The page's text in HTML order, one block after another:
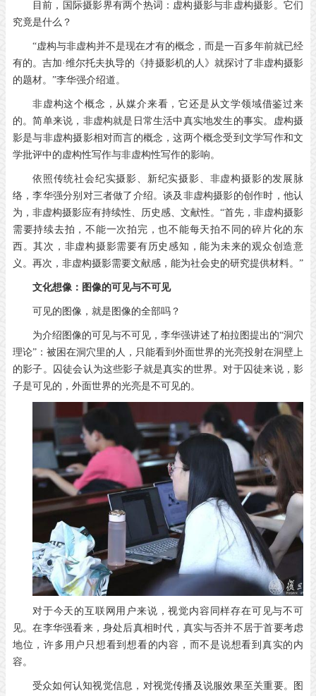
目前，国际摄影界有两个热词：虚构摄影与非虚构摄影。它们
究竟是什么？
“虚构与非虚构并不是现在才有的概念，而是一百多年前就已经
有的。吉加·维尔托夫执导的《持摄影机的人》就探讨了非虚构摄影
的题材。”李华强介绍道。
非虚构这个概念，从媒介来看，它还是从文学领域借鉴过来
的。简单来说，非虚构就是日常生活中真实地发生的事实。虚构摄
影是与非虚构摄影相对而言的概念，这两个概念受到文学写作和文
学批评中的虚构性写作与非虚构性写作的影响。
依照传统社会纪实摄影、新纪实摄影、非虚构摄影的发展脉
络，李华强分别对三者做了介绍。谈及非虚构摄影的创作时，他认
为，非虚构摄影应有持续性、历史感、文献性。“首先，非虚构摄影
需要持续去拍，不能一次拍完，也不能每天拍不同的碎片化的东
西。其次，非虚构摄影需要有历史感知，能为未来的观众创造意
义。再次，非虚构摄影需要文献感，能为社会史的研究提供材料。”
文化想像： 图像的可见与不可见
可见的图像，就是图像的全部吗？
为介绍图像的可见与不可见，李华强讲述了柏拉图提出的“洞穴
理论”：被困在洞穴里的人，只能看到外面世界的光亮投射在洞壁上
的影子。囚徒会认为这些影子就是真实的世界。对于囚徒来说，影
子是可见的，外面世界的光亮是不可见的。
对于今天的互联网用户来说，视觉内容同样存在可见与不可
见。在李华强看来，身处后真相时代，真实与否并不居于首要考虑
地位，许多用户只想看到想看的内容，而不是说想看到真实的内
容。
受众如何认知视觉信息，对视觉传播及说服效果至关重要。图